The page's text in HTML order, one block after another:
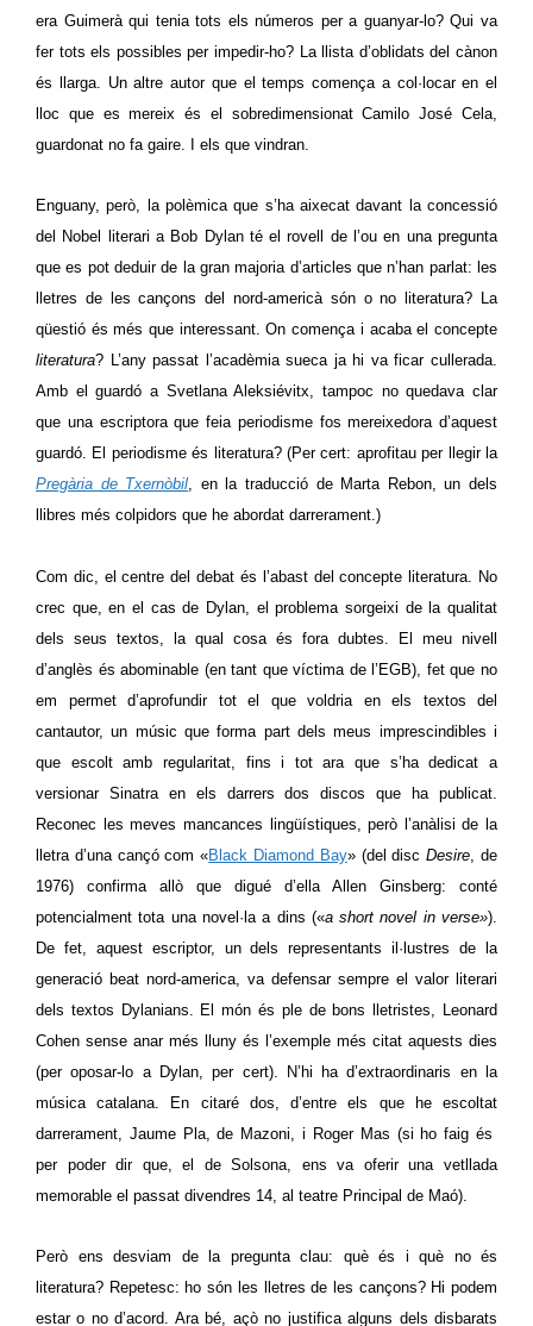
era Guimerà qui tenia tots els números per a guanyar-lo? Qui va
fer tots els possibles per impedir-ho? La llista d’oblidats del cànon
és llarga. Un altre autor que el temps comença a col·locar en el
lloc que es mereix és el sobredimensionat Camilo José Cela,
guardonat no fa gaire. I els que vindran.
Enguany, però, la polèmica que s’ha aixecat davant la concessió
del Nobel literari a Bob Dylan té el rovell de l’ou en una pregunta
que es pot deduir de la gran majoria d’articles que n’han parlat: les
lletres de les cançons del nord-americà són o no literatura? La
qüestió és més que interessant. On comença i acaba el concepte
literatura? L’any passat l’acadèmia sueca ja hi va ficar cullerada.
Amb el guardó a Svetlana Aleksiévitx, tampoc no quedava clar
que una escriptora que feia periodisme fos mereixedora d’aquest
guardó. El periodisme és literatura? (Per cert: aprofitau per llegir la
Pregària de Txernòbil, en la traducció de Marta Rebon, un dels
llibres més colpidors que he abordat darrerament.)
Com dic, el centre del debat és l’abast del concepte literatura. No
crec que, en el cas de Dylan, el problema sorgeixi de la qualitat
dels seus textos, la qual cosa és fora dubtes. El meu nivell
d’anglès és abominable (en tant que víctima de l’EGB), fet que no
em permet d’aprofundir tot el que voldria en els textos del
cantautor, un músic que forma part dels meus imprescindibles i
que escolt amb regularitat, fins i tot ara que s’ha dedicat a
versionar Sinatra en els darrers dos discos que ha publicat.
Reconec les meves mancances lingüístiques, però l’anàlisi de la
lletra d’una cançó com «Black Diamond Bay» (del discDesire , de
1976) confirma allò que digué d’ella Allen Ginsberg: conté
potencialment tota una novel·la a dins («a short novel in verse»)
De fet, aquest escriptor, un dels representants il·lustres de la
generació beat nord-america, va defensar sempre el valor literari
dels textos Dylanians. El món és ple de bons lletristes, Leonard
Cohen sense anar més lluny és l’exemple més citat aquests dies
(per oposar-lo a Dylan, per cert). N’hi ha d’extraordinaris en la
música catalana. En citaré dos, d’entre els que he escoltat
darrerament, Jaume Pla, de Mazoni, i Roger Mas (si ho faig és
per poder dir que, el de Solsona, ens va oferir una vetllada
memorable el passat divendres 14, al teatre Principal de Maó).
Però ens desviam de la pregunta clau: què és i què no és
literatura? Repetesc: ho són les lletres de les cançons? Hi podem
estaro nod’acord. Ara bé, açò no justifica alguns dels disbarats